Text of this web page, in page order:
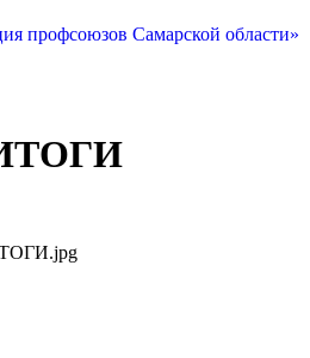
профсоюзов Самарской области»